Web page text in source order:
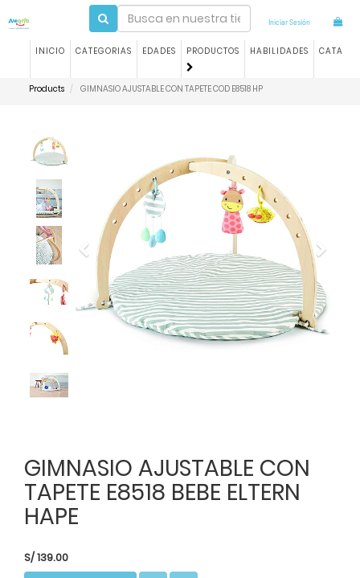
Iniciar Sesión
INICIO CATEGORIAS EDADES PRODUCTOS HABILIDADES
Products GIMNASIO AJUSTABLE CON TAPETE COD E8518 HP
Previous Next
GIMNASIO AJUSTABLE CON
TAPETE E8518 BEBE ELTERN
HAPE
S/139.00